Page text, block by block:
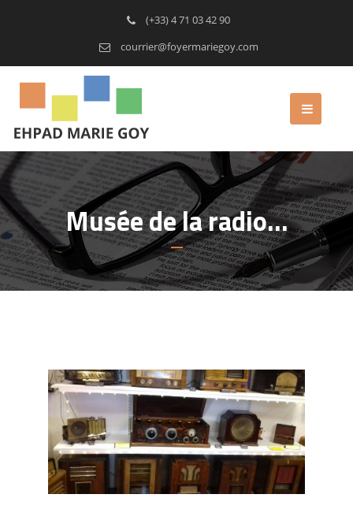
(+33) 4 71 03 42 90
courrier@foyermariegoy.com
Musée de la radio…